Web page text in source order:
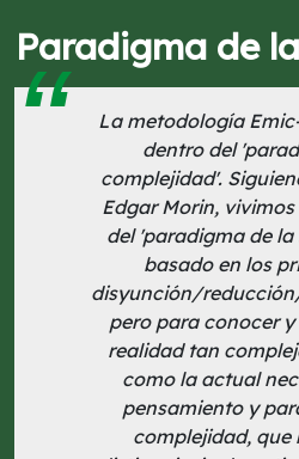
Paradigma de
La metodología
dentro del
complejidad'.
Edgar Morin,
del 'paradigma de
basado en los
disyunción/
pero para conocer
realidad tan
como la actual
pensamiento y
complejidad, que